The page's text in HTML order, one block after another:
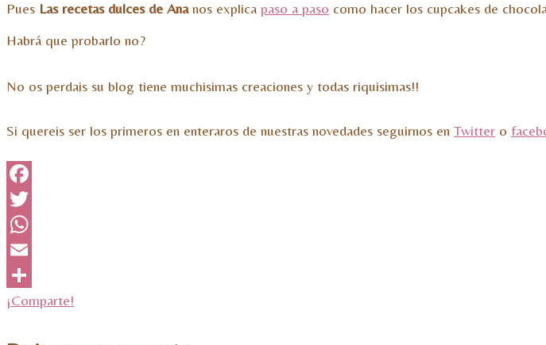
Pues Las recetas dulces de Ananos explica paso a paso como hacer los cupcakes de
Habrá que probarlo no?
No os perdais su blog tiene muchisimas creaciones y todas riquisimas!!
Si quereis ser los primeros en enteraros de nuestras novedades seguirnos en Twitter o
Facebook
Twitter
WhatsApp
Email
¡Comparte!